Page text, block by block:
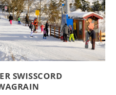
SWISSCORD